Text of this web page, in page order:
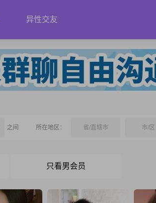
异性交友
之间 所在地区： 省/直辖市 市/区
只看男会员